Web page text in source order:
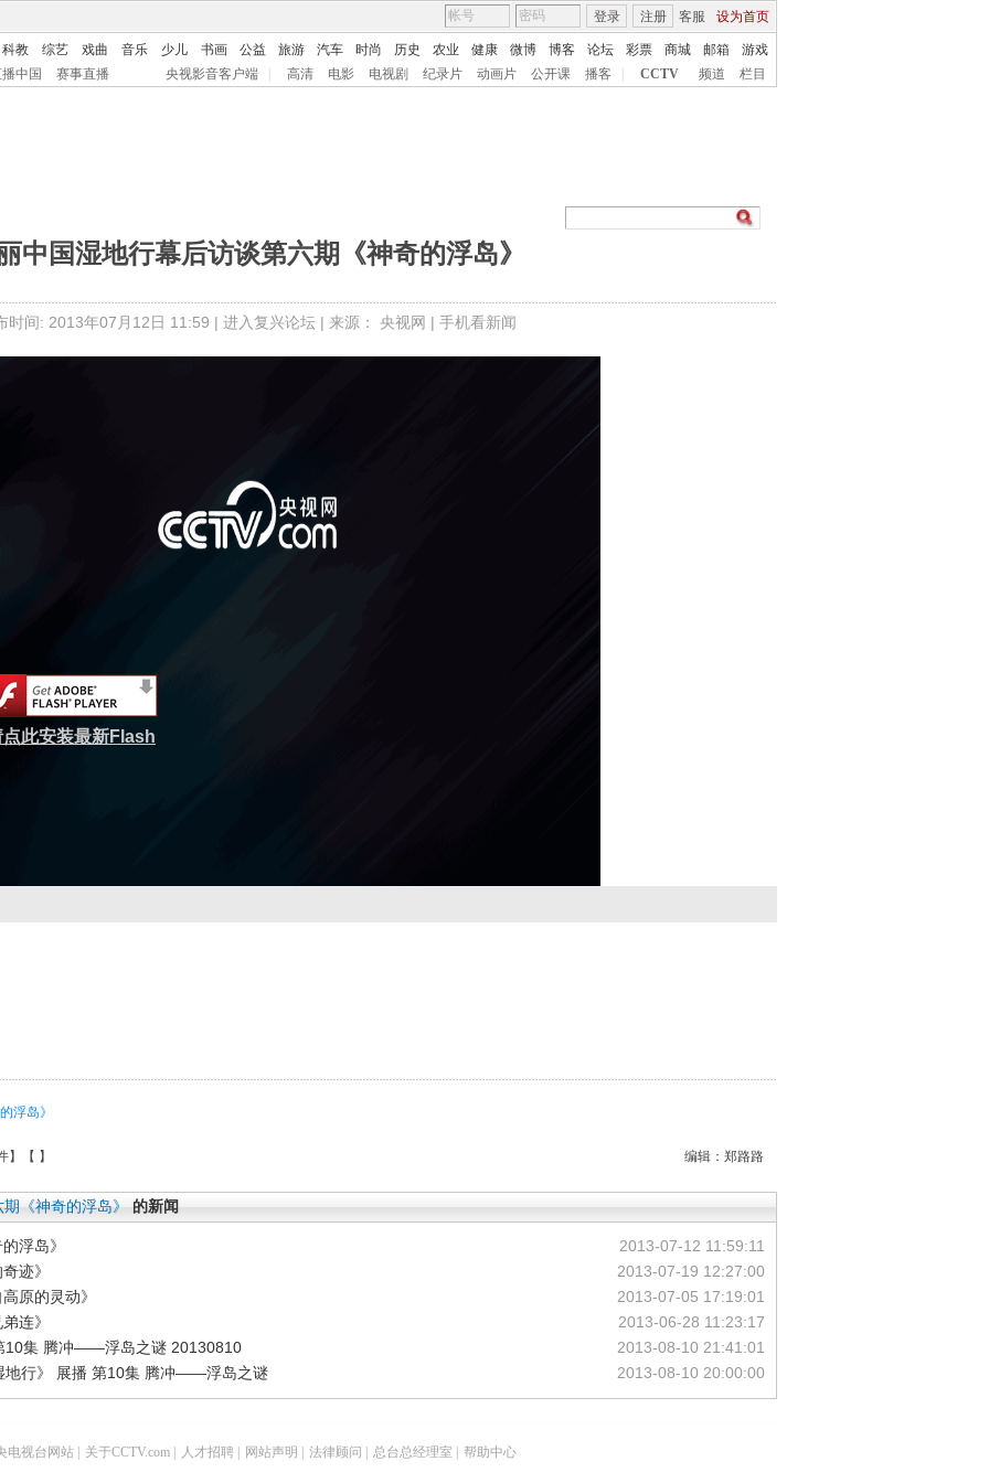
客服 设为首页
登录 注册
科教 综艺 戏曲 音乐 少儿 书画 公益 旅游 汽车 时尚 历史 农业 健康 微博 博客 论坛 彩票 商城 邮箱
游戏
中国
赛事直播 央视影音客户端 高清 电影 电视剧 纪录片 动画片 公开课 播客 CCTV 频道 栏目
中国湿地行幕后访谈第六期《神奇的浮岛》
时间: 2013年07月12日 11:59 | 进入复兴论坛 | 来源： 央视网 | 手机看新闻
点此安装最新Flash
浮岛》
编辑：郑路路
】【 】
《神奇的浮岛》 的新闻
2013-07-12 11:59:11
浮岛》
2013-07-19 12:27:00
迹》
2013-07-05 17:19:01
原的灵动》
2013-06-28 11:23:17
连》
2013-08-10 21:41:01
10集 腾冲——浮岛之谜 20130810
2013-08-10 20:00:00
地行》 展播 第10集 腾冲——浮岛之谜
电视台网站 关于CCTV.com 人才招聘 网站声明 法律顾问 总台总经理室 帮助中心